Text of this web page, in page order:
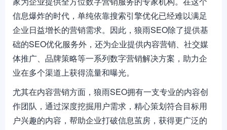
信息爆炸的时代，单纯依靠搜索引擎优化已经难以满足
企业日益增长的营销需求。因此，狼雨SEO除了提供基
础的SEO优化服务外，还为企业提供内容营销、社交媒
体推广、品牌策略等一系列数字营销解决方案，助力企
业在多个渠道上获得流量和曝光。
尤其在内容营销方面，狼雨SEO拥有一支专业的内容创
作团队，通过深度挖掘用户需求，精心策划符合目标用
户兴趣的内容，帮助企业打破信息茧房，获得更广泛的